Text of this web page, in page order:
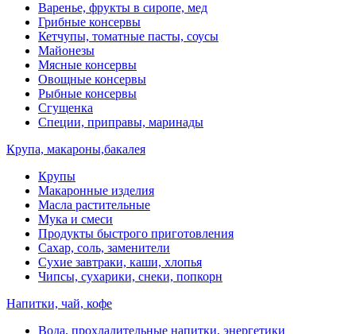
Варенье, фрукты в сиропе, мед
Грибные консервы
Кетчупы, томатные пасты, соусы
Майонезы
Мясные консервы
Овощные консервы
Рыбные консервы
Сгущенка
Специи, приправы, маринады
Крупа, макароны,бакалея
Крупы
Макаронные изделия
Масла растительные
Мука и смеси
Продукты быстрого приготовления
Сахар, соль, заменители
Сухие завтраки, каши, хлопья
Чипсы, сухарики, снеки, попкорн
Напитки, чай, кофе
Вода, прохладительные напитки, энергетики